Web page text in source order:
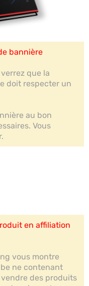
bannière
que la
doit respecter un
au bon
Vous
en affiliation
vous montre
ne contenant
des produits